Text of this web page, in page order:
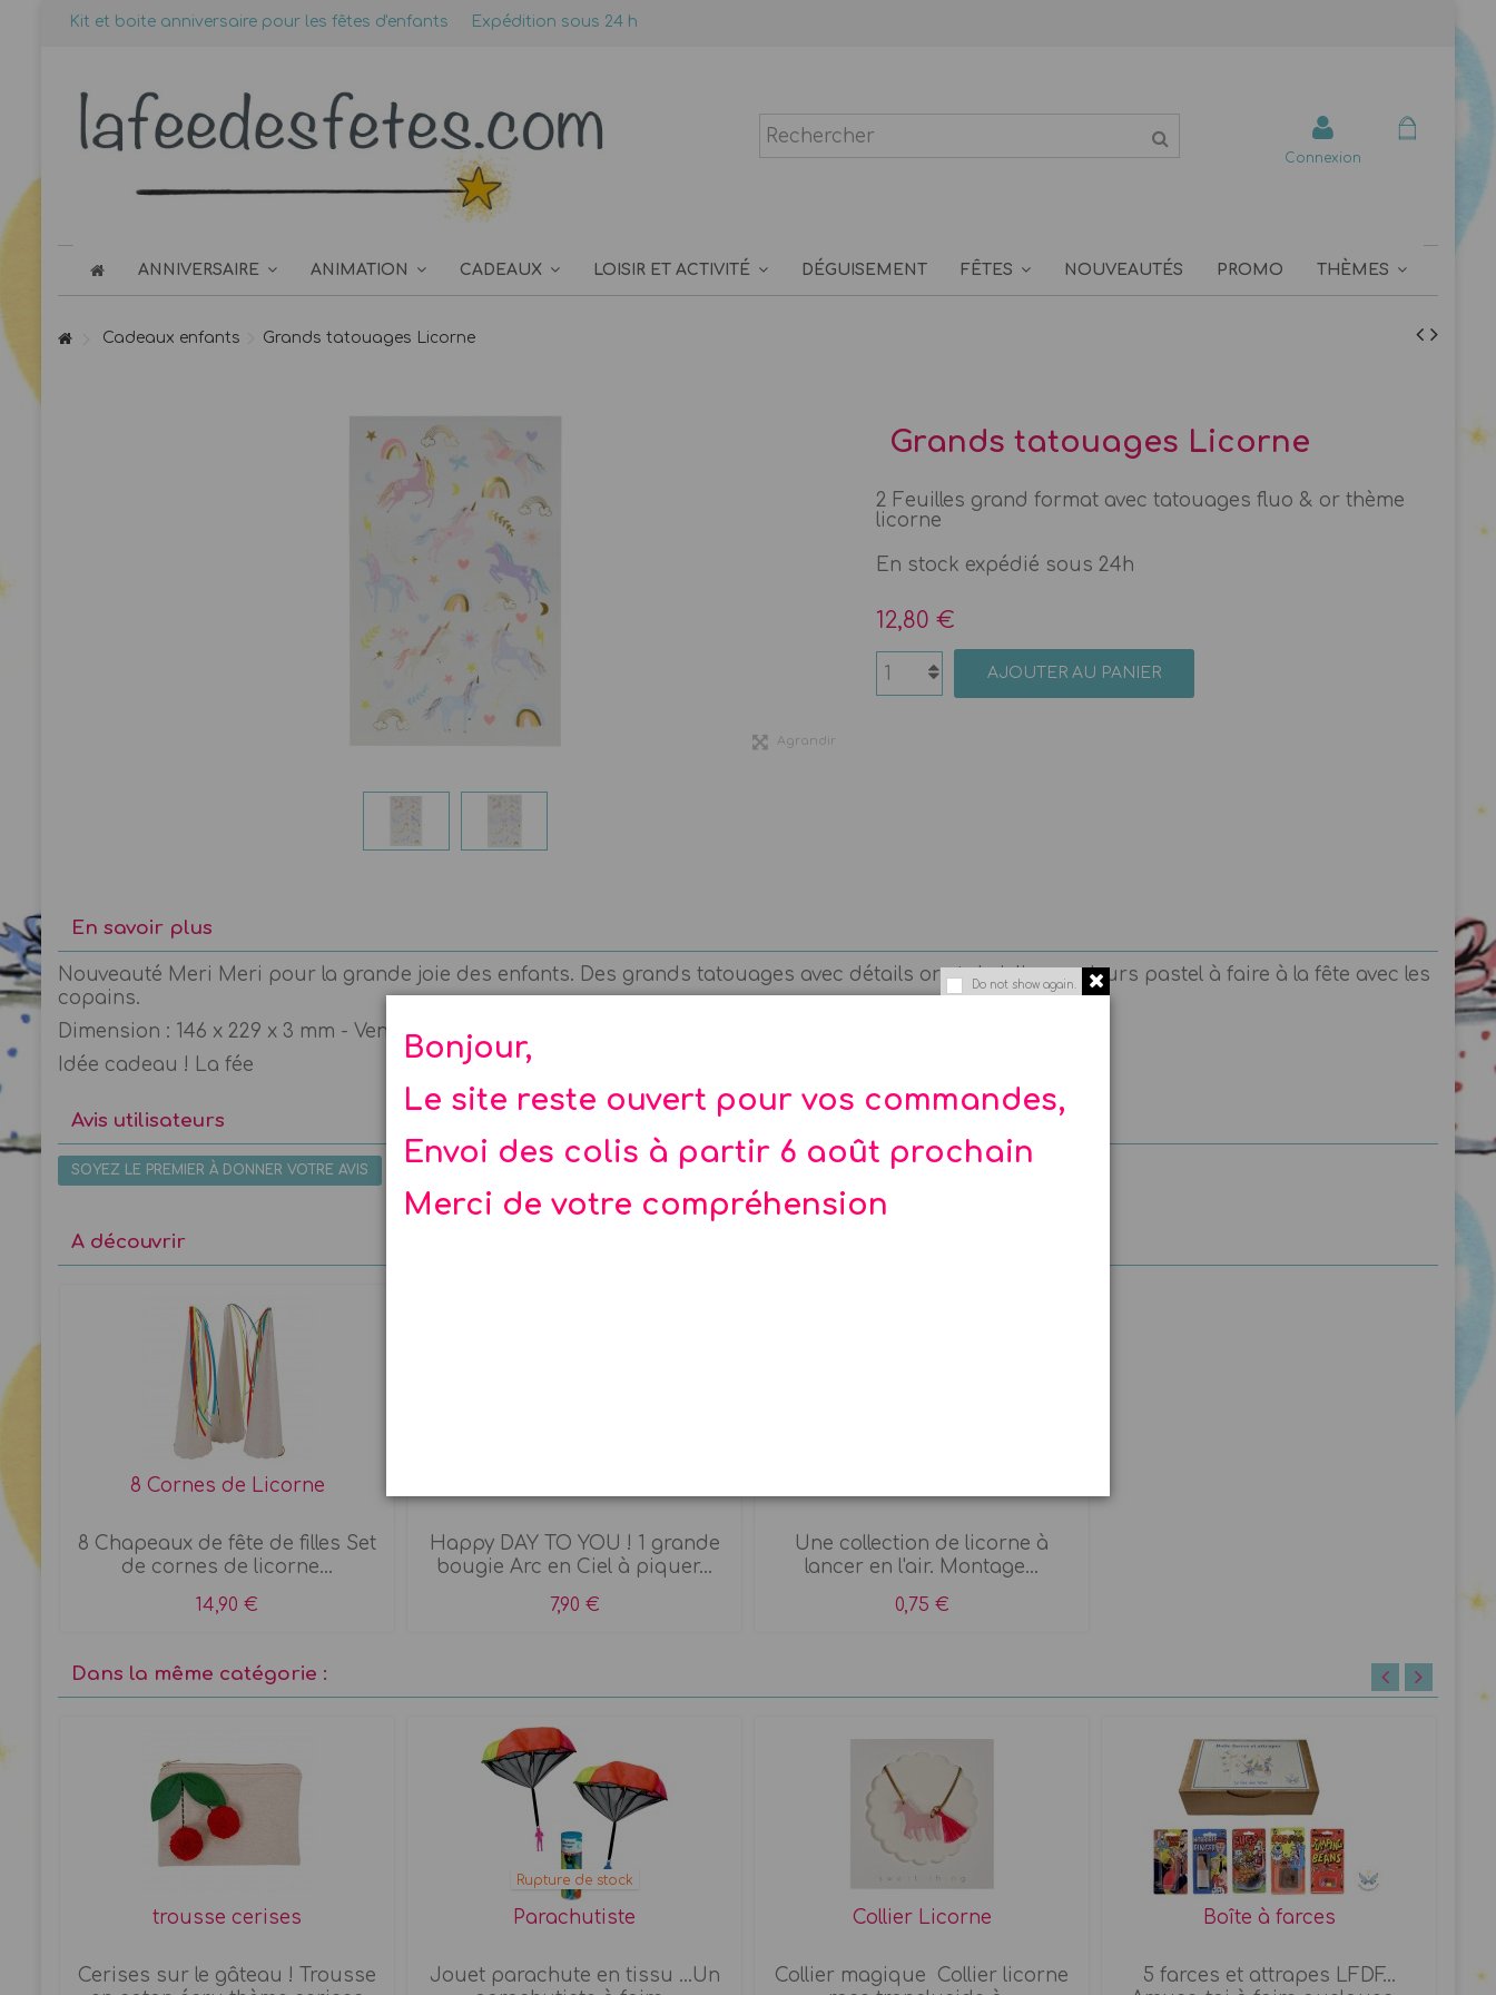
Do not show again.
Bonjour,
Le site reste ouvert pour vos commandes,
Envoi des colis à partir 6 août prochain
Merci de votre compréhension
Kit et boite anniversaire pour les fêtes d'enfants Expédition sous 24 h
Connexion
ANNIVERSAIRE ANIMATION CADEAUX LOISIR ET ACTIVITÉ DÉGUISEMENT FÊTES NOUVEAUTÉS PROMO THÈMES
Cadeaux enfants Grands tatouages Licorne
Agrandir
Grands tatouages Licorne
2 Feuilles grand format avec tatouages fluo & or thème
licorne
En stock expédié sous 24h
12,80 €
AJOUTER AU PANIER
En savoir plus
Nouveauté Meri Meri pour la grande joie des enfants. Des grands tatouages avec détails or et de jolies couleurs pastel à faire à la fête avec les
copains.
Dimension : 146 x 229 x 3 mm - Vente par set de 2 feuillets
Idée cadeau ! La fée
Avis utilisateurs
SOYEZ LE PREMIER À DONNER VOTRE AVIS
A découvrir
8 Cornes de Licorne
8 Chapeaux de fête de filles Set
de cornes de licorne...
14,90 €
Happy DAY TO YOU ! 1 grande
bougie Arc en Ciel à piquer...
7,90 €
Une collection de licorne à
lancer en l'air. Montage...
0,75 €
Dans la même catégorie :
trousse cerises
Cerises sur le gâteau ! Trousse
Rupture de stock
Parachutiste
Jouet parachute en tissu ...Un
Collier Licorne
Collier magique Collier licorne
Boîte à farces
5 farces et attrapes LFDF...